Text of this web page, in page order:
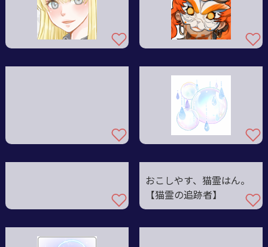
おこしやす、猫霊はん。
【猫霊の追跡者】